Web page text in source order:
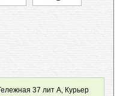
37 лит А, Курьер